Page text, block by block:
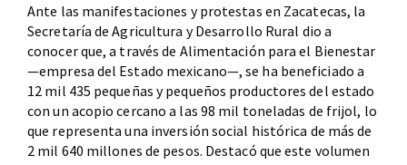
Ante las manifestaciones y protestas en Zacatecas, la
Secretaría de Agricultura y Desarrollo Rural dio a
conocer que, a través de Alimentación para el Bienestar
—empresa del Estado mexicano—, se ha beneficiado a
12 mil 435 pequeñas y pequeños productores del estado
con un acopio cercano a las 98 mil toneladas de frijol, lo
que representa una inversión social histórica de más de
2 mil 640 millones de pesos. Destacó que este volumen